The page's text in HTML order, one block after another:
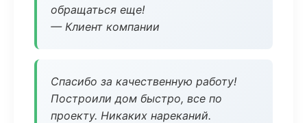
обращаться еще!
— Клиент компании
Спасибо за качественную работу!
Построили дом быстро, все по
проекту. Никаких нареканий.